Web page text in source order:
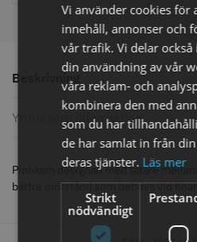
Beskrivning
Ytterligare information
Pinnkam designad med tätare
bättre motstånd som behövs vid
Info Köp
STORSÄLJARE
Solidcos - Klippkappa med
Vi använder cookies för
innehåll, annonser och
vår trafik. Vi delar
din användning av vår
våra reklam- och
kombinera den med
som du har
de har samlat in från
deras tjänster. Läs mer
Strikt
nödvändigt